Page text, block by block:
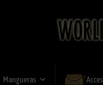
Mangueras